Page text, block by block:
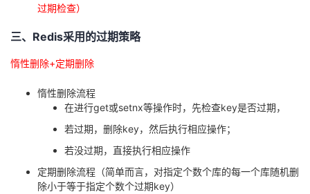
过期检查）
三、Redis采用的过期策略
惰性删除+定期删除
惰性删除流程
在进行get或setnx等操作时，先检查key是否过期，
若过期，删除key，然后执行相应操作；
若没过期，直接执行相应操作
定期删除流程（简单而言，对指定个数个库的每一个库随机删
除小于等于指定个数个过期key）